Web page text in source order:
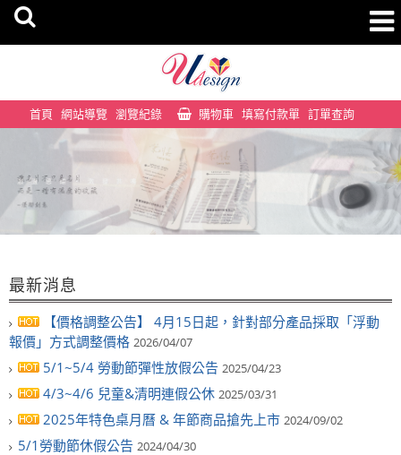
首頁 網站導覽 瀏覽紀錄 購物車 填寫付款單 訂單查詢
最新消息
【價格調整公告】 4月15日起，針對部分產品採取「浮動
報價」方式調整價格 2026/04/07
5/1~5/4 勞動節彈性放假公告 2025/04/23
4/3~4/6 兒童&清明連假公休 2025/03/31
2025年特色桌月曆 & 年節商品搶先上市 2024/09/02
5/1勞動節休假公告 2024/04/30